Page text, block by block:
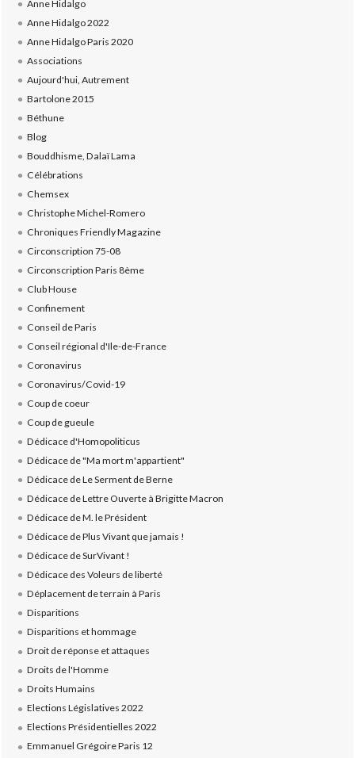
Anne Hidalgo
Anne Hidalgo 2022
Anne Hidalgo Paris 2020
Associations
Aujourd'hui, Autrement
Bartolone 2015
Béthune
Blog
Bouddhisme, Dalaï Lama
Célébrations
Chemsex
Christophe Michel-Romero
Chroniques Friendly Magazine
Circonscription 75-08
Circonscription Paris 8ème
Club House
Confinement
Conseil de Paris
Conseil régional d'Ile-de-France
Coronavirus
Coronavirus/Covid-19
Coup de coeur
Coup de gueule
Dédicace d'Homopoliticus
Dédicace de "Ma mort m'appartient"
Dédicace de Le Serment de Berne
Dédicace de Lettre Ouverte à Brigitte Macron
Dédicace de M. le Président
Dédicace de Plus Vivant que jamais !
Dédicace de SurVivant !
Dédicace des Voleurs de liberté
Déplacement de terrain à Paris
Disparitions
Disparitions et hommage
Droit de réponse et attaques
Droits de l'Homme
Droits Humains
Elections Législatives 2022
Elections Présidentielles 2022
Emmanuel Grégoire Paris 12